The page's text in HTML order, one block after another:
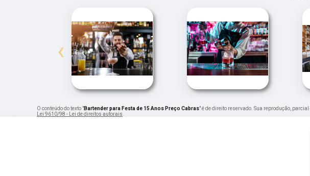
‹
O conteúdo do texto "Bartender para Festa de 15 Anos Preço Cabras" é de direito reservado. Sua reprodução,
Lei 9610/98 - Lei de direitos autorais